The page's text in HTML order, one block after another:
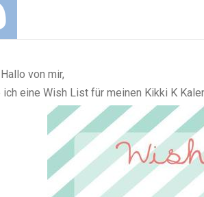
von mir,
ich eine Wish List für meinen Kikki K